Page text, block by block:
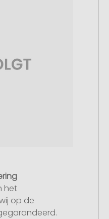
het
op de